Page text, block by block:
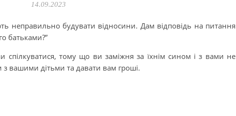
14.09.2023
неправильно будувати відносини. Дам відповідь на питання
батьками?”
тому що ви заміжня за їхнім сином і з вами не
з вашими дітьми та давати вам гроші.